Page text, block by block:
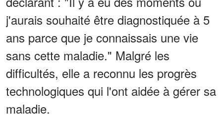
j'aurais souhaité être diagnostiquée à 5
ans parce que je connaissais une vie
sans cette maladie." Malgré les
difficultés, elle a reconnu les progrès
technologiques qui l'ont aidée à gérer sa
maladie.